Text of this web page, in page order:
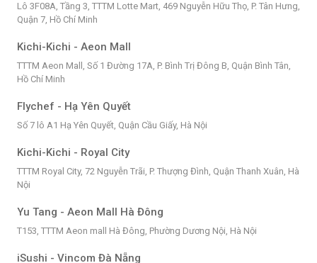
Lô 3F08A, Tầng 3, TTTM Lotte Mart, 469 Nguyễn Hữu Thọ, P. Tân Hưng,
Quận 7, Hồ Chí Minh
Kichi-Kichi - Aeon Mall
TTTM Aeon Mall, Số 1 Đường 17A, P. Bình Trị Đông B, Quận Bình Tân,
Hồ Chí Minh
Flychef - Hạ Yên Quyết
Số 7 lô A1 Hạ Yên Quyết, Quận Cầu Giấy, Hà Nội
Kichi-Kichi - Royal City
TTTM Royal City, 72 Nguyễn Trãi, P. Thượng Đình, Quận Thanh Xuân, Hà
Nội
Yu Tang - Aeon Mall Hà Đông
T153, TTTM Aeon mall Hà Đông, Phường Dương Nội, Hà Nội
iSushi - Vincom Đà Nẵng